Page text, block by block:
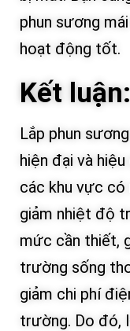
phun sương
hoạt động tốt.
Kết luận:
Lắp phun
hiện đại và
các khu vực
giảm nhiệt độ
mức cần thiết,
trường sống
giảm chi phí
trường. Do đó,